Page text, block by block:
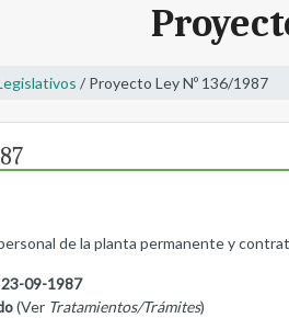
/ Proyecto Ley Nº 136/1987
de la planta permanente y
23-09-1987
(Ver Tratamientos/Trámites)